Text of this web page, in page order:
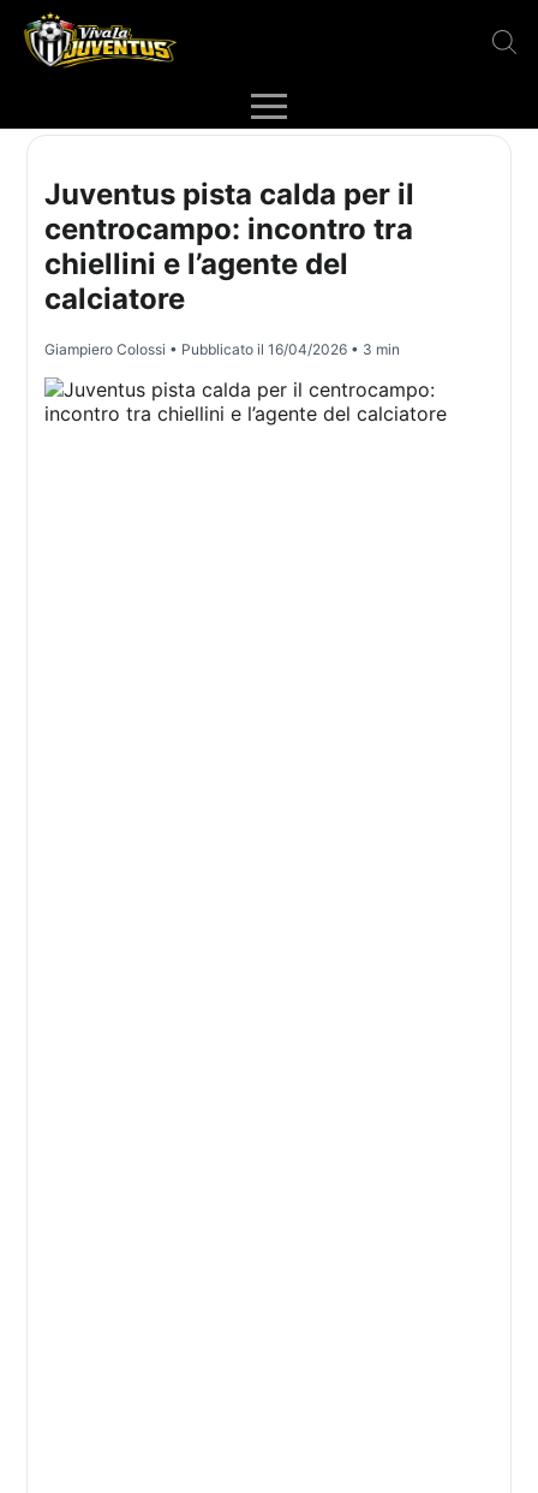
Juventus pista calda per il
centrocampo: incontro tra
chiellini e l’agente del
calciatore
Giampiero Colossi • Pubblicato il16/04/2026 • 3 min